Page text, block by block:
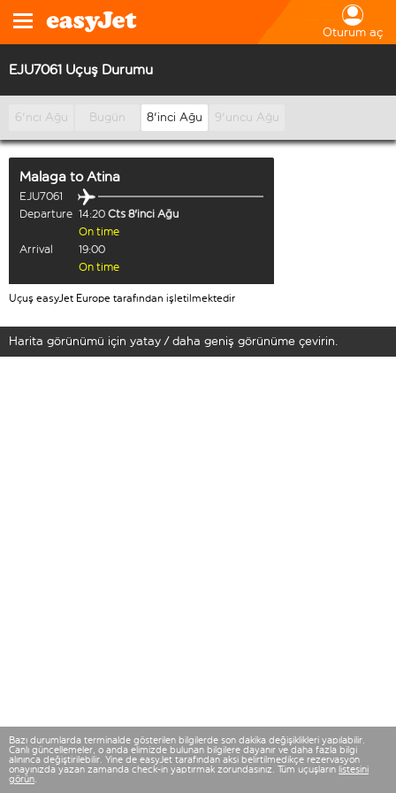
Oturum aç
EJU7061 Uçuş Durumu
6'ncı Ağu Bugün 8'inci Ağu 9'uncu Ağu
Malaga toAtina
EJU7061
Departure 14:20 Cts 8'inci Ağu
On time
Arrival
19:00
On time
Uçuş easyJet Europe tarafından işletilmektedir
Harita görünümü için yatay / daha geniş görünüme çevirin.
Bazı durumlarda terminalde gösterilen bilgilerde son dakika değişiklikleri yapılabilir.
Canlı güncellemeler, o anda elimizde bulunan bilgilere dayanır ve daha fazla bilgi
alınınca değiştirilebilir. Yine de easyJet tarafından aksi belirtilmedikçe rezervasyon
onayınızda yazan zamanda check-in yaptırmak zorundasınız. Tüm uçuşların listesini
görün.